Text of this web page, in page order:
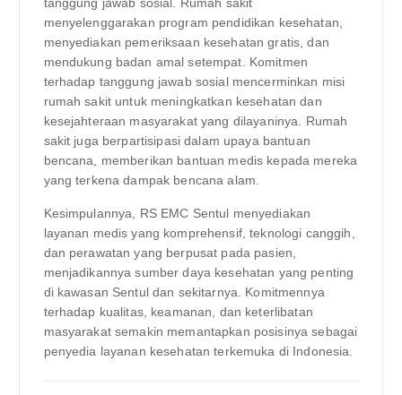
tanggung jawab sosial. Rumah sakit
menyelenggarakan program pendidikan kesehatan,
menyediakan pemeriksaan kesehatan gratis, dan
mendukung badan amal setempat. Komitmen
terhadap tanggung jawab sosial mencerminkan misi
rumah sakit untuk meningkatkan kesehatan dan
kesejahteraan masyarakat yang dilayaninya. Rumah
sakit juga berpartisipasi dalam upaya bantuan
bencana, memberikan bantuan medis kepada mereka
yang terkena dampak bencana alam.
Kesimpulannya, RS EMC Sentul menyediakan
layanan medis yang komprehensif, teknologi canggih,
dan perawatan yang berpusat pada pasien,
menjadikannya sumber daya kesehatan yang penting
di kawasan Sentul dan sekitarnya. Komitmennya
terhadap kualitas, keamanan, dan keterlibatan
masyarakat semakin memantapkan posisinya sebagai
penyedia layanan kesehatan terkemuka di Indonesia.